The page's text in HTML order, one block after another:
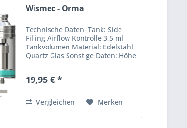
Wismec - Orma
Technische Daten: Tank: Side
Filling Airflow Kontrolle 3,5 ml
Tankvolumen Material: Edelstahl
Quartz Glas Sonstige Daten: Höhe
19,95 € *
Vergleichen Merken